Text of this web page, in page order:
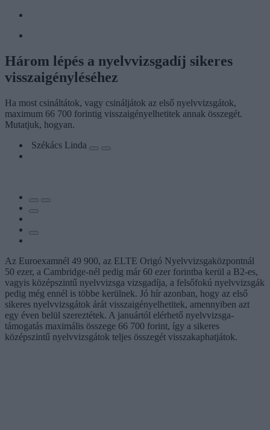
Három lépés a nyelvvizsgadíj sikeres
visszaigényléséhez
Ha most csináltátok, vagy csináljátok az első nyelvvizsgátok,
maximum 66 700 forintig visszaigényelhetitek annak összegét.
Mutatjuk, hogyan.
Székács Linda
Az Euroexamnél 49 900, az ELTE Origó Nyelvvizsgaközpontnál
50 ezer, a Cambridge-nél pedig már 60 ezer forintba kerül a B2-es,
vagyis középszintű nyelvvizsga vizsgadíja, a felsőfokú nyelvvizsgák
pedig még ennél is többe kerülnek. Jó hír azonban, hogy az első
sikeres nyelvvizsgátok árát visszaigényelhetitek, amennyiben azt
egy éven belül szereztétek. A januártól elérhető nyelvvizsga-
támogatás maximális összege 66 700 forint, így a sikeres
középszintű nyelvvizsgátok teljes összegét visszakaphatjátok.